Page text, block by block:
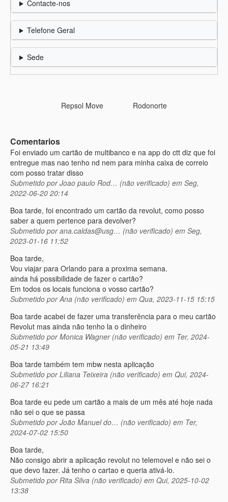
Contacte-nos
Telefone Geral
Sede
Repsol Move Rodonorte
Comentarios
Foi enviado um cartão de multibanco e na app do ctt diz que foi
entregue mas nao tenho nd nem para minha caixa de correio
com posso tratar disso
Submetido porJoao paulo Rod… (não verificado) em Seg,
2022-06-20 20:14
Boa tarde, foi encontrado um cartão da revolut, como posso
saber a quem pertence para devolver?
Submetido porana.caldas@usg… (não verificado) em Seg,
2023-01-16 11:52
Boa tarde,
Vou viajar para Orlando para a proxima semana.
ainda há possibilidade de fazer o cartão?
Em todos os locais funciona o vosso cartão?
Submetido porAna (não verificado) em Qua, 2023-11-15 15:15
Boa tarde acabei de fazer uma transferência para o meu cartão
Revolut mas ainda não tenho la o dinheiro
Submetido porMonica Wagner (não verificado) em Ter, 2024-
05-21 13:49
Boa tarde também tem mbw nesta aplicação
Submetido porLiliana Teixeira (não verificado) em Qui, 2024-
06-27 16:21
Boa tarde eu pede um cartão a mais de um mês até hoje nada
não sei o que se passa
Submetido porJoão Manuel do… (não verificado) em Ter,
2024-07-02 15:50
Boa tarde,
Não consigo abrir a aplicação revolut no telemovel e não sei o
que devo fazer. Já tenho o cartao e queria ativá-lo.
Submetido porRita Silva (não verificado) em Qui, 2025-10-02
13:38